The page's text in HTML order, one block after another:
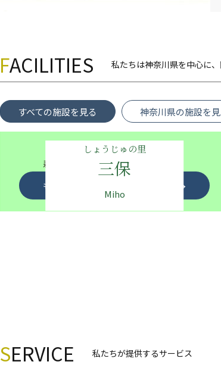
FACILITIES 私たちは神奈川県を中心に
すべての施設を見る 神奈川県の施設を見
森に囲まれた緑豊かな郷に佇む
高いケアの質を誇るリーダー的特養
もっと詳しく見る
しょうじゅの里
三保
Miho
SERVICE 私たちが提供するサービス